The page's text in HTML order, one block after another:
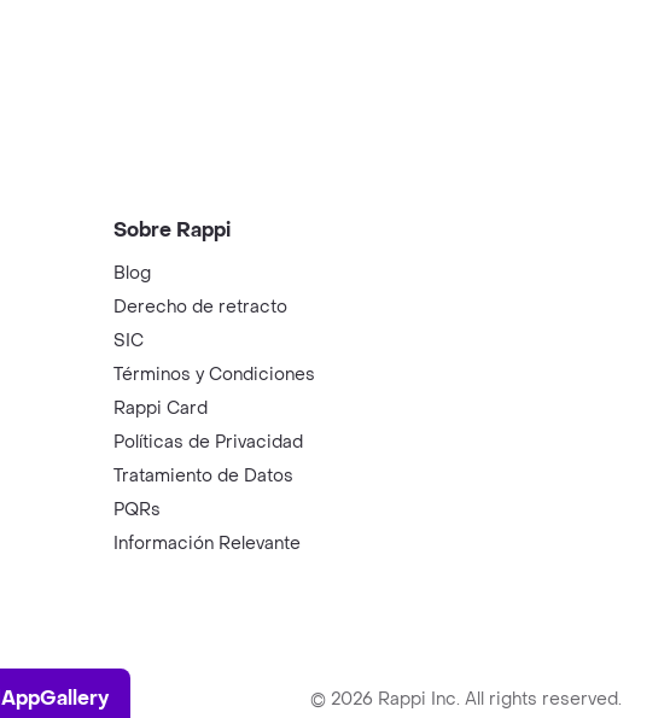
Sobre Rappi
Blog
Derecho de retracto
SIC
Términos y Condiciones
Rappi Card
Políticas de Privacidad
Tratamiento de Datos
PQRs
Información Relevante
AppGallery
AppGallery © 2026 Rappi Inc. All rights reserved.